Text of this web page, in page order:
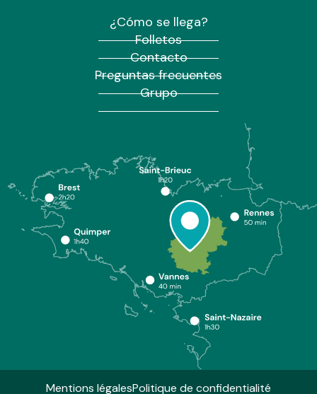
¿Cómo se llega?
Folletos
Contacto
Preguntas frecuentes
Grupo
Mentions légalesPolitique de confidentialité